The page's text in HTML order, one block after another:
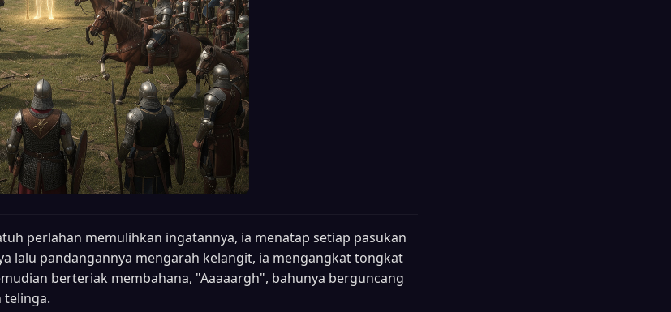
perlahan memulihkan ingatannya, ia menatap setiap pasukan
lalu pandangannya mengarah kelangit, ia mengangkat tongkat
berteriak membahana, "Aaaaargh", bahunya berguncang
telinga.